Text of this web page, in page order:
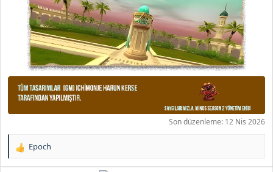
Son düzenleme: 12 Nis 2026
T
Epoch